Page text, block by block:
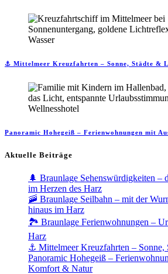
⚓ Mittelmeer Kreuzfahrten – Sonne, Städte &
Panoramic Hohegeiß – Ferienwohnungen mit
Aktuelle Beiträge
🌲 Braunlage Sehenswürdigkeiten –
im Herzen des Harz
🚠 Braunlage Seilbahn – mit der
hinaus im Harz
🏞️ Braunlage Ferienwohnungen –
Harz
⚓ Mittelmeer Kreuzfahrten –
Panoramic Hohegeiß –
Komfort & Natur